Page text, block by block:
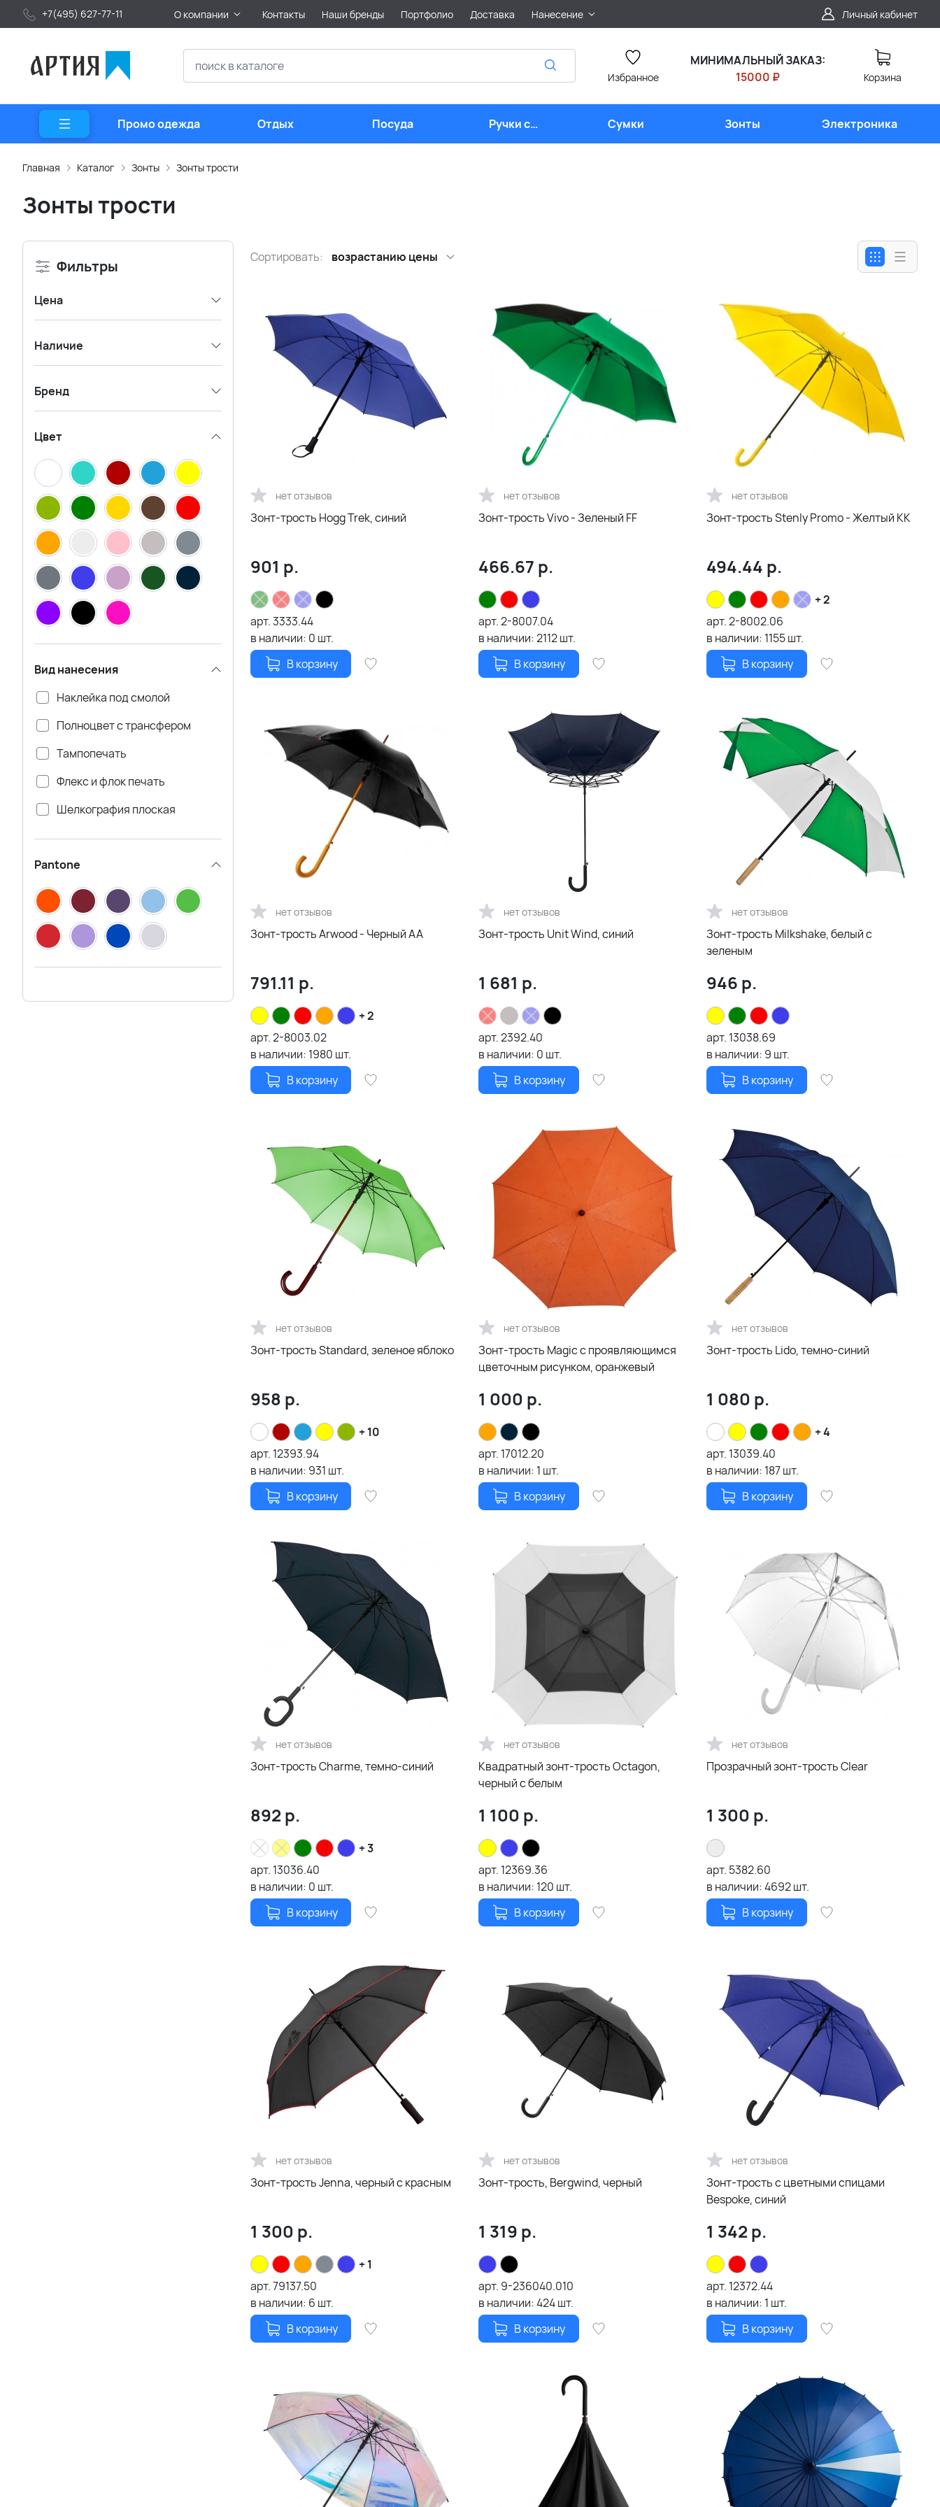
+7(495) 627-77-11 О компании Контакты Наши бренды Портфолио Доставка Нанесение Личный кабинет
Избранное
МИНИМАЛЬНЫЙ ЗАКАЗ:
15000 ₽
Корзина
Промо одежда Отдых Посуда
Ручки с
логотипом
Сумки Зонты Электроника
Главная Каталог Зонты Зонты трости
Зонты трости
Фильтры
Цена
Наличие
Бренд
Цвет
Вид нанесения
Наклейка под смолой
Полноцвет с трансфером
Тампопечать
Флекс и флок печать
Шелкография плоская
Шелкография с
Pantone
Сортировать: возрастанию цены
нет отзывов
Зонт-трость Hogg Trek, синий
901 р.
арт.3333.44
в наличии: 0 шт.
В корзину
нет отзывов
Зонт-трость Vivo - Зеленый FF
466.67 р.
арт.2-8007.04
в наличии:2112шт.
В корзину
нет отзывов
Зонт-трость Stenly Promo - Желтый KK
494.44 р.
+ 2
арт.2-8002.06
в наличии: 1155шт.
В корзину
нет отзывов
Зонт-трость Arwood - Черный AA
791.11 р.
+ 2
арт.2-8003.02
в наличии: 1980 шт.
В корзину
нет отзывов
Зонт-трость Unit Wind, синий
1 681 р.
арт.2392.40
в наличии: 0 шт.
В корзину
нет отзывов
Зонт-трость Milkshake, белый с
зеленым
946 р.
арт. 13038.69
в наличии: 9 шт.
В корзину
нет отзывов
Зонт-трость Standard, зеленое яблоко
958 р.
+ 10
арт. 12393.94
в наличии: 931 шт.
В корзину
нет отзывов
Зонт-трость Magic с проявляющимся
цветочным рисунком, оранжевый
1 000 р.
арт. 17012.20
в наличии: 1 шт.
В корзину
нет отзывов
Зонт-трость Lido, темно-синий
1 080 р.
+ 4
арт. 13039.40
в наличии: 187шт.
В корзину
нет отзывов
Зонт-трость Charme, темно-синий
892 р.
+ 3
арт. 13036.40
в наличии: 0 шт.
В корзину
нет отзывов
Квадратный зонт-трость Octagon,
черный с белым
1 100 р.
арт. 12369.36
в наличии: 120 шт.
В корзину
нет отзывов
Прозрачный зонт-трость Clear
1 300 р.
арт. 5382.60
в наличии:4692шт.
В корзину
нет отзывов
Зонт-трость Jenna, черный с красным
1 300 р.
+ 1
арт.79137.50
в наличии: 6 шт.
В корзину
нет отзывов
Зонт-трость, Bergwind, черный
1 319 р.
арт. 9-236040.010
в наличии:424шт.
В корзину
нет отзывов
Зонт-трость с цветными спицами
Bespoke, синий
1 342 р.
арт. 12372.44
в наличии: 1 шт.
В корзину